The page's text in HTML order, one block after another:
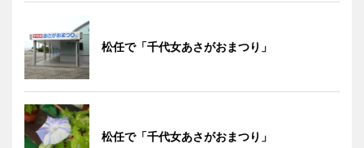
松任で「千代女あさがおまつり」
松任で「千代女あさがおまつり」